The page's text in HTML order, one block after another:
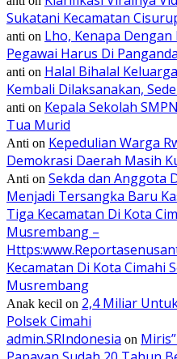
Sukatani Kecamatan
anti on Lho, Kenapa
Pegawai Harus Di
anti on Halal Bihalal
Kembali Dilaksanakan,
anti on Kepala Sekolah
Tua Murid
Anti on Kepedulian Warga
Demokrasi Daerah Masih
Anti on Sekda dan Anggota
Menjadi Tersangka Baru
Tiga Kecamatan Di Kota
Musrembang –
Kecamatan Di Kota Cimahi
Musrembang
Anak kecil on 2,4 Miliar
Polsek Cimahi
admin.SRIndonesia on